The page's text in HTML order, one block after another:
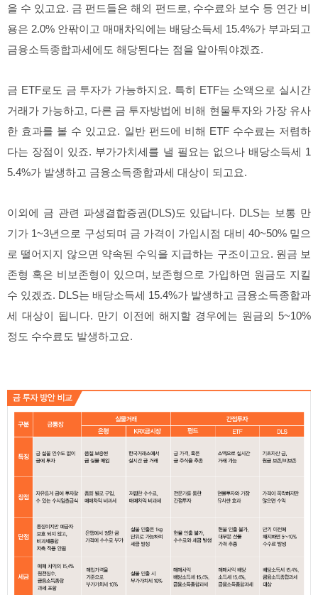
을 수 있고요. 금 펀드들은 해외 펀드로, 수수료와 보수 등 연간 비
용은 2.0% 안팎이고 매매차익에는 배당소득세 15.4%가 부과되고
금융소득종합과세에도 해당된다는 점을 알아둬야겠죠.
금 ETF로도 금 투자가 가능하지요. 특히 ETF는 소액으로 실시간
거래가 가능하고, 다른 금 투자방법에 비해 현물투자와 가장 유사
한 효과를 볼 수 있고요. 일반 펀드에 비해 ETF 수수료는 저렴하
다는 장점이 있죠. 부가가치세를 낼 필요는 없으나 배당소득세 1
5.4%가 발생하고 금융소득종합과세 대상이 되고요.
이외에 금 관련 파생결합증권(DLS)도 있답니다. DLS는 보통 만
기가 1~3년으로 구성되며 금 가격이 가입시점 대비 40~50% 밑으
로 떨어지지 않으면 약속된 수익을 지급하는 구조이고요. 원금 보
존형 혹은 비보존형이 있으며, 보존형으로 가입하면 원금도 지킬
수 있겠죠. DLS는 배당소득세 15.4%가 발생하고 금융소득종합과
세 대상이 됩니다. 만기 이전에 해지할 경우에는 원금의 5~10%
정도 수수료도 발생하고요.